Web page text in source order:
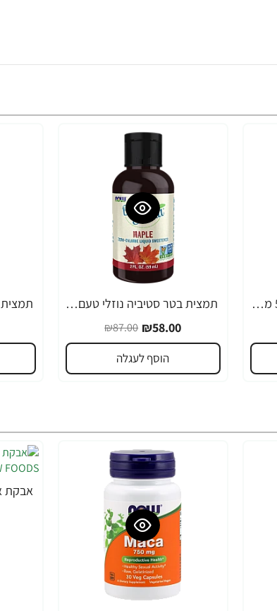
סטיביה נוזלי טעם קוקוס 59 מ"ל - מבית NOW FOODS
-33%
תמצית בטר סטיביה נוזלי טעם מייפל 59 מ"ל - מבית NOW FOODS
₪58.00
₪87.00
הוסף לעגלה
-33%
-24%